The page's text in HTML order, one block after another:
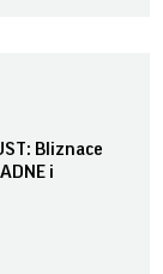
Bliznace
i